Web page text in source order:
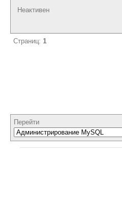
Неактивен
Страниц: 1
Перейти